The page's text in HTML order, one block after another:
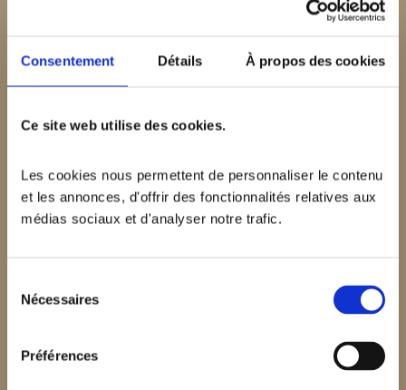
Consentement Détails À propos des cookies
Ce site web utilise des cookies.
Les cookies nous permettent de personnaliser le contenu
et les annonces, d'offrir des fonctionnalités relatives aux
médias sociaux et d'analyser notre trafic.
Nécessaires
Préférences
TARTIFLETTE